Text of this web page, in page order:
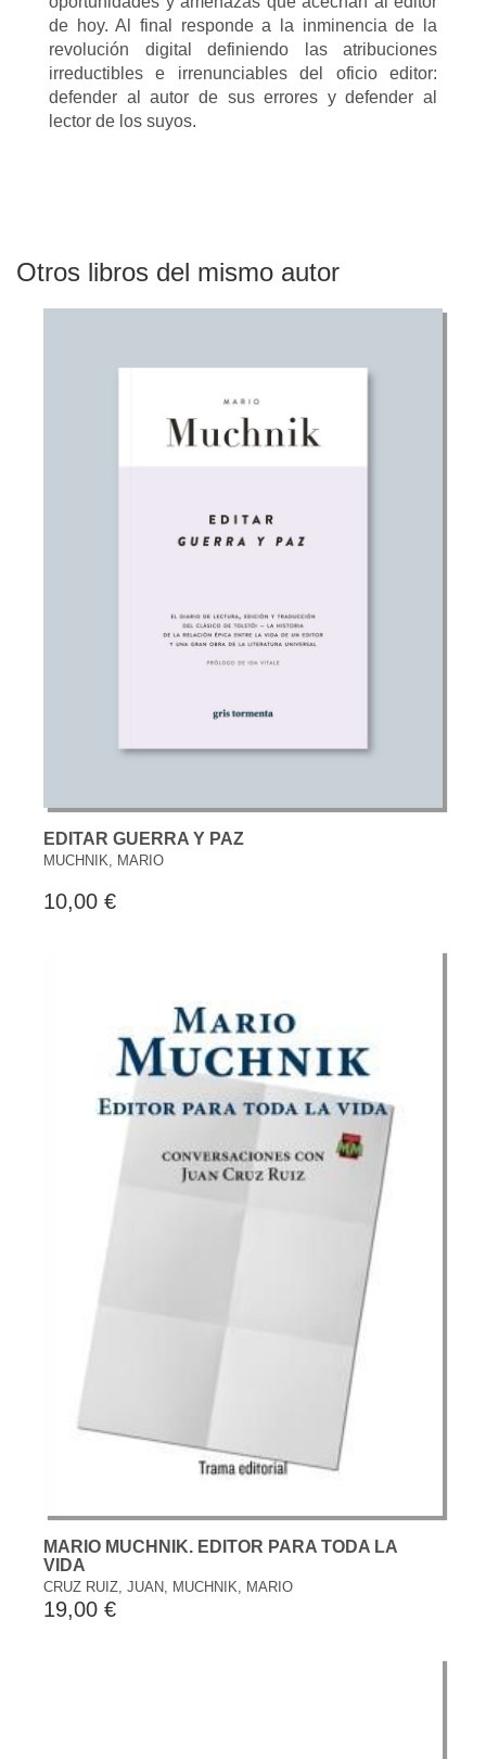
de hoy. Al final responde a la inminencia de la
revolución digital definiendo las atribuciones
irreductibles e irrenunciables del oficio editor:
defender al autor de sus errores y defender al
lector de los suyos.
Otros libros del mismo autor
EDITAR GUERRA Y PAZ
MUCHNIK, MARIO
10,00 €
MARIO MUCHNIK. EDITOR PARA TODA LA
VIDA
CRUZ RUIZ, JUAN, MUCHNIK, MARIO
19,00 €